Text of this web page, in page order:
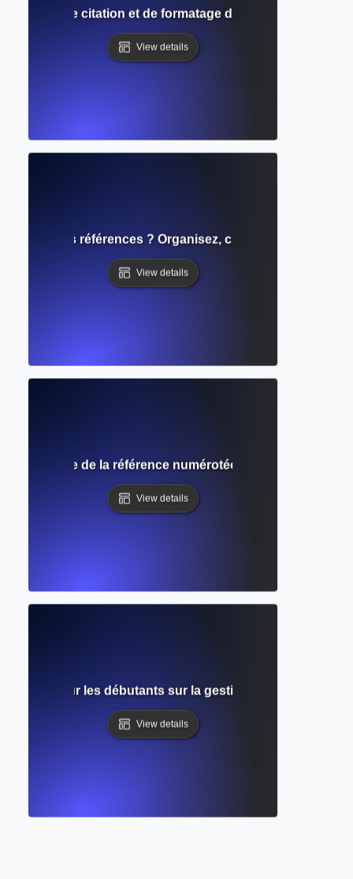
? Guide de citation et de formatage de l'Association
View details
gestion des références ? Organisez, citez et partagez des
View details
? Guide de la référence numérotée pour les articles
View details
pour les débutants sur la gestion et la citation
View details